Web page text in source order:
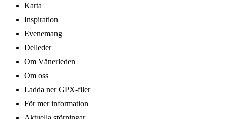
Karta
Inspiration
Evenemang
Delleder
Om Vänerleden
Om oss
Ladda ner GPX-filer
För mer information